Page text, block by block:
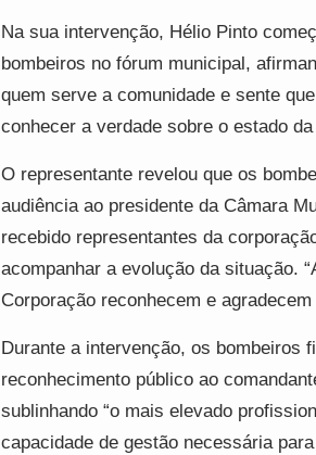
Na sua intervenção, Hélio Pinto
bombeiros no fórum municipal,
quem serve a comunidade e sente
conhecer a verdade sobre o estado
O representante revelou que os
audiência ao presidente da Câmara
recebido representantes da
acompanhar a evolução da situação.
Corporação reconhecem e
Durante a intervenção, os bombeiros
reconhecimento público ao
sublinhando “o mais elevado
capacidade de gestão necessária